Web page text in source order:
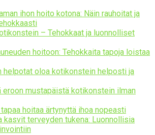
ihon hoito kotona: Näin rauhoitat ja
– Tehokkaat ja luonnolliset
hoitoon: Tehokkaita tapoja loistaa
helpotat oloa kotikonstein helposti ja
eroon mustapäistä kotikonstein ilman
hoitaa ärtynyttä ihoa nopeasti
kasvit terveyden tukena: Luonnollisia